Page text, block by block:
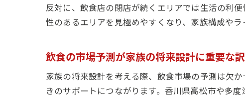
反対に、飲食店の閉店が続くエリアでは生活の利
性のあるエリアを見極めやすくなり、家族構成や
飲食の市場予測が家族の将来設計に重要な訳
家族の将来設計を考える際、飲食市場の予測は欠
きのサポートにつながります。香川県高松市や多